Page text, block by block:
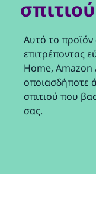
Αυτό το προϊόν
επιτρέποντας
Home, Amazon
οποιασδήποτε
σπιτιού που
σας.